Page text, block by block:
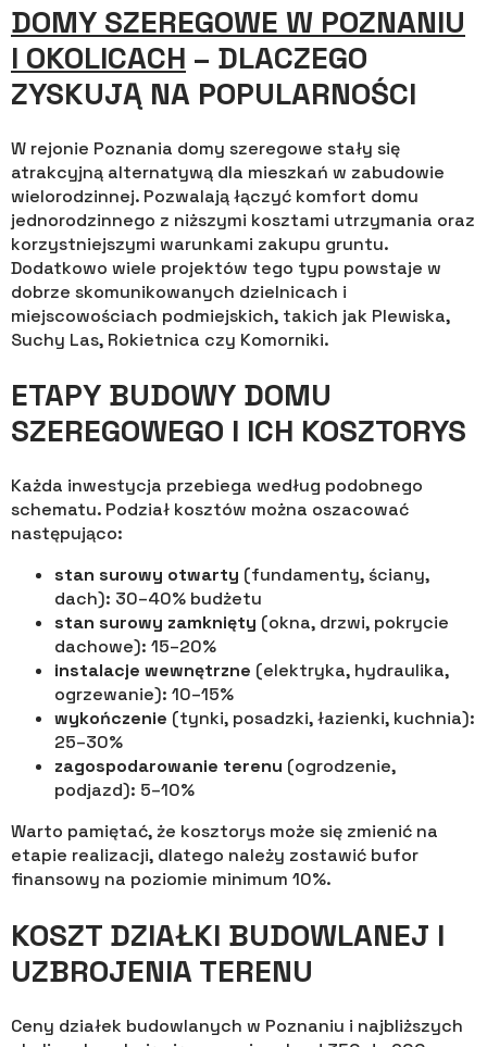
DOMY SZEREGOWE W POZNANIU
I OKOLICACH – DLACZEGO
ZYSKUJĄ NA POPULARNOŚCI
W rejonie Poznania domy szeregowe stały się
atrakcyjną alternatywą dla mieszkań w zabudowie
wielorodzinnej. Pozwalają łączyć komfort domu
jednorodzinnego z niższymi kosztami utrzymania oraz
korzystniejszymi warunkami zakupu gruntu.
Dodatkowo wiele projektów tego typu powstaje w
dobrze skomunikowanych dzielnicach i
miejscowościach podmiejskich, takich jak Plewiska,
Suchy Las, Rokietnica czy Komorniki.
ETAPY BUDOWY DOMU
SZEREGOWEGO I ICH KOSZTORYS
Każda inwestycja przebiega według podobnego
schematu. Podział kosztów można oszacować
następująco:
stan surowy otwarty (fundamenty, ściany,
dach): 30–40% budżetu
stan surowy zamknięty (okna, drzwi, pokrycie
dachowe): 15–20%
instalacje wewnętrzne (elektryka, hydraulika,
ogrzewanie): 10–15%
wykończenie (tynki, posadzki, łazienki, kuchnia):
25–30%
zagospodarowanie terenu (ogrodzenie,
podjazd): 5–10%
Warto pamiętać, że kosztorys może się zmienić na
etapie realizacji, dlatego należy zostawić bufor
finansowy na poziomie minimum 10%.
KOSZT DZIAŁKI BUDOWLANEJ I
UZBROJENIA TERENU
Ceny działek budowlanych w Poznaniu i najbliższych